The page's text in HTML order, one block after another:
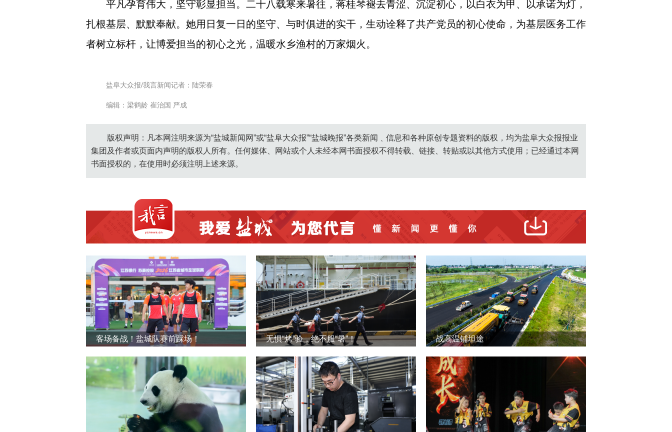
平凡孕育伟大，坚守彰显担当。二十八载寒来暑往，蒋桂琴褪去青涩、沉淀初心，以白衣为甲、以承诺为灯，
扎根基层、默默奉献。她用日复一日的坚守、与时俱进的实干，生动诠释了共产党员的初心使命，为基层医务工作
者树立标杆，让博爱担当的初心之光，温暖水乡渔村的万家烟火。
盐阜大众报/我言新闻记者：陆荣春
编辑：梁鹤龄 崔治国 严成
版权声明：凡本网注明来源为“盐城新闻网”或“盐阜大众报”“盐城晚报”各类新闻﹑信息和各种原创专题资料的版权，均为盐阜大众报报业
集团及作者或页面内声明的版权人所有。任何媒体、网站或个人未经本网书面授权不得转载、链接、转贴或以其他方式使用；已经通过本网
书面授权的，在使用时必须注明上述来源。
客场备战！盐城队赛前踩场！ 无惧“烤”验，绝不服“暑”！ 战高温铺坦途